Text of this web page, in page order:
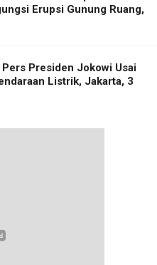
Erupsi Gunung Ruang,
Presiden Jokowi Usai
Listrik, Jakarta, 3